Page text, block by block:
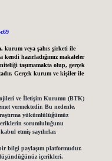
kurum veya şahıs şirketi ile
hazırladığımız makaleler
taşımamakta olup, gerçek
Gerçek kurum ve kişiler ile
ve İletişim Kurumu (BTK)
vermektedir. Bu nedenle,
yükümlülüğümüz
sorumluluğunu
etmiş sayılırlar.
bilgi paylaşım platformudur.
içerikleri,